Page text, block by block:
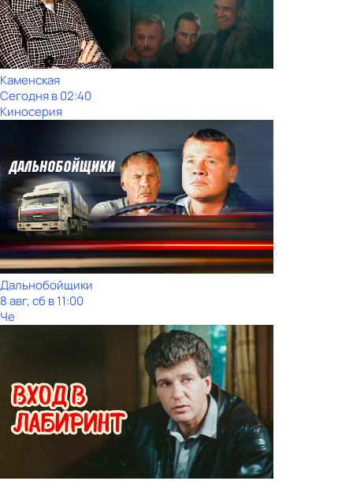
Каменская
Сегодня в 02:40
Киносерия
Дальнобойщики
8 авг, сб в 11:00
Че